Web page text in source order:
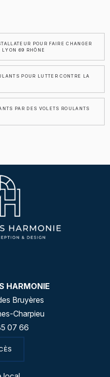
POUR FAIRE CHANGER
69 RHÔNE
POUR LUTTER CONTRE LA
PAR DES VOLETS ROULANTS
HARMONIE
Bruyères
Charpieu
07 66